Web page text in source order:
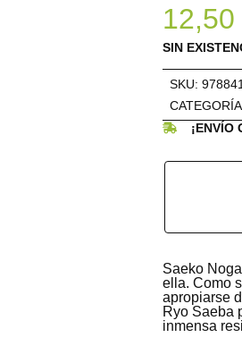
12,50
SIN
SKU:
¡ENVÍO
Saeko
ella. Como
apropiarse
Ryo Saeba
inmensa